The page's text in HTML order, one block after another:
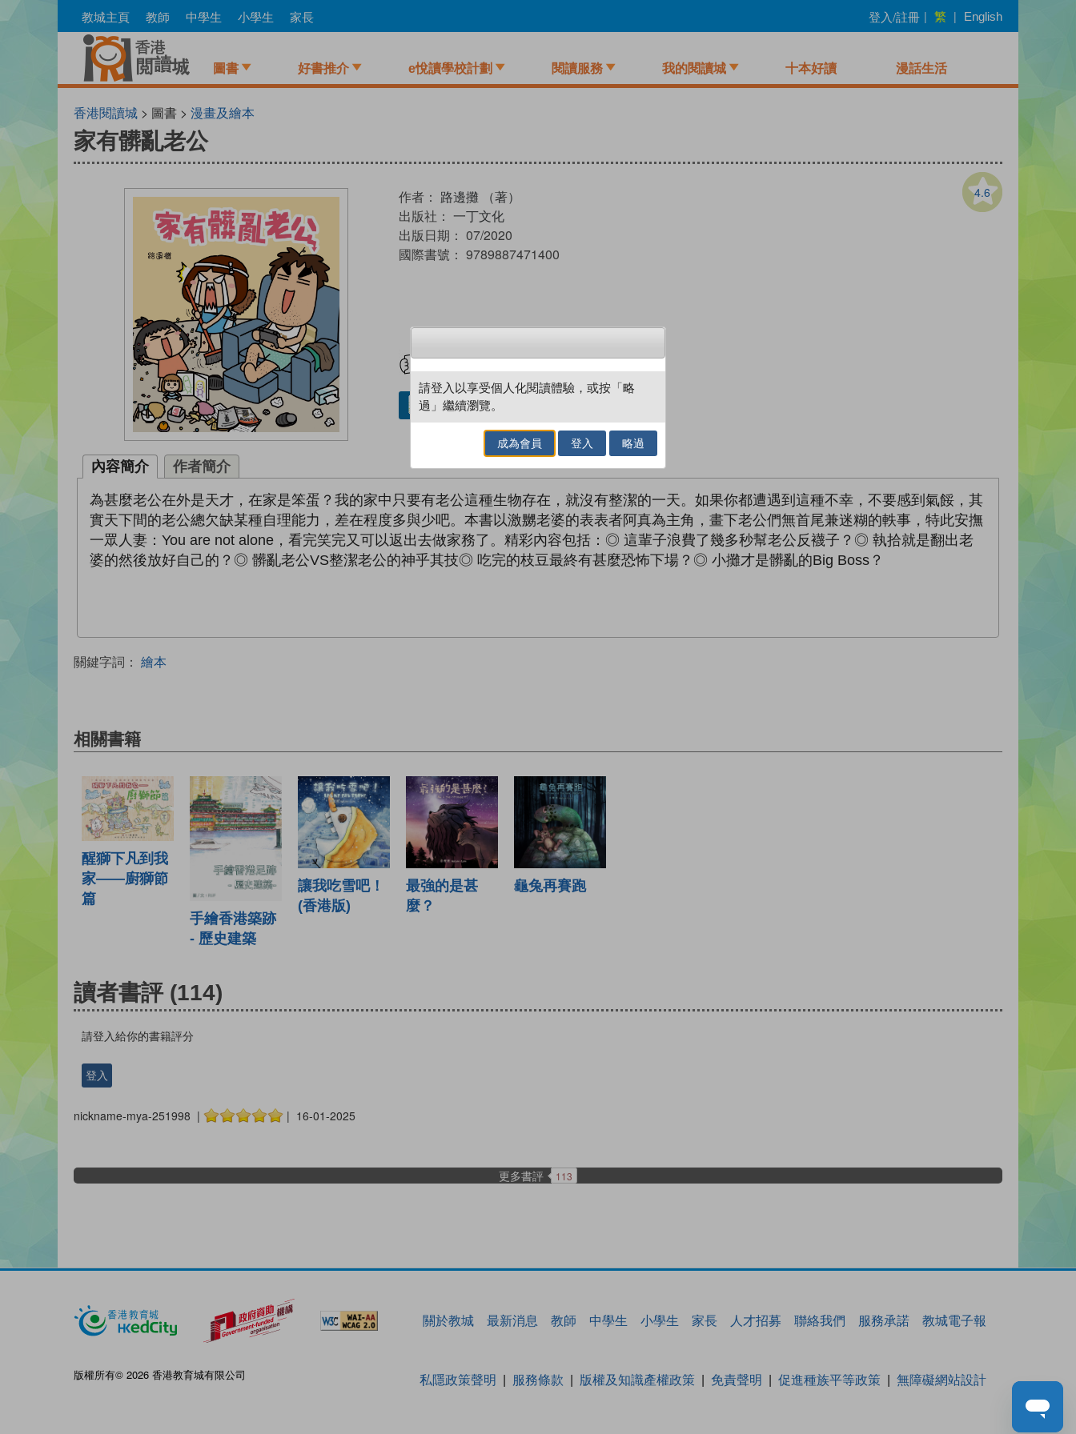
to
教城主頁 教師 中學生 小學生 家長 登入/註冊 | 繁 | English
圖書 好書推介 e悅讀學校計劃 閱讀服務 我的閱讀城 十本好讀 漫話生活
香港閱讀城 > 圖書 > 漫畫及繪本
家有髒亂老公
4.6
作者： 路邊攤 （著）
出版社： 一丁文化
出版日期： 07/2020
國際書號： 9789887471400
借閱實體書
內容簡介 作者簡介
為甚麼老公在外是天才，在家是笨蛋？我的家中只要有老公這種生物存在，就沒有整潔的一天。如果你都遭遇到這種不幸，不要感到氣餒，其
實天下間的老公總欠缺某種自理能力，差在程度多與少吧。本書以激嬲老婆的表表者阿真為主角，畫下老公們無首尾兼迷糊的軼事，特此安撫
一眾人妻：You are not alone，看完笑完又可以返出去做家務了。精彩內容包括：◎ 這輩子浪費了幾多秒幫老公反襪子？◎ 執拾就是翻出老
婆的然後放好自己的？◎ 髒亂老公VS整潔老公的神乎其技◎ 吃完的枝豆最終有甚麼恐怖下場？◎ 小攤才是髒亂的Big Boss？
關鍵字詞： 繪本
相關書籍
醒獅下凡到我
家——廚獅節
篇
手繪香港築跡
- 歷史建築
讓我吃雪吧！
(香港版)
最強的是甚
麼？
龜兔再賽跑
讀者書評 (114)
請登入給你的書籍評分
登入
nickname-mya-251998 | | 16-01-2025
更多書評 113
關於教城 最新消息 教師 中學生 小學生 家長 人才招募 聯絡我們 服務承諾 教城電子報
版權所有© 2026 香港教育城有限公司 私隱政策聲明 服務條款 版權及知識產權政策 免責聲明 促進種族平等政策 無障礙網站設計
請登入以享受個人化閱讀體驗，或按「略
過」繼續瀏覽。
成為會員 登入 略過